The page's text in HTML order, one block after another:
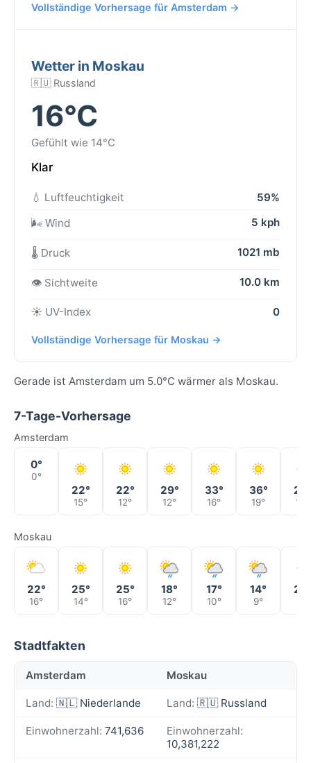
Vollständige Vorhersage für Amsterdam →
Wetter in Moskau
🇷🇺 Russland
16°C
Gefühlt wie 14°C
Klar
💧 Luftfeuchtigkeit
59%
🌬️ Wind
5 kph
🌡️ Druck 1021 mb
👁️ Sichtweite 10.0 km
☀️ UV-Index 0
Vollständige Vorhersage für Moskau →
Gerade ist Amsterdam um 5.0°C wärmer als Moskau.
7-Tage-Vorhersage
Amsterdam
0°
0°
22°
15°
22°
12°
29°
12°
33°
16°
36°
19°
27°
18°
Moskau
22°
16°
25°
14°
25°
16°
18°
12°
17°
10°
14°
9°
Stadtfakten
Amsterdam Moskau
Land: 🇳🇱 Niederlande Land: 🇷🇺 Russland
Einwohnerzahl: 741,636
Einwohnerzahl:
10,381,222